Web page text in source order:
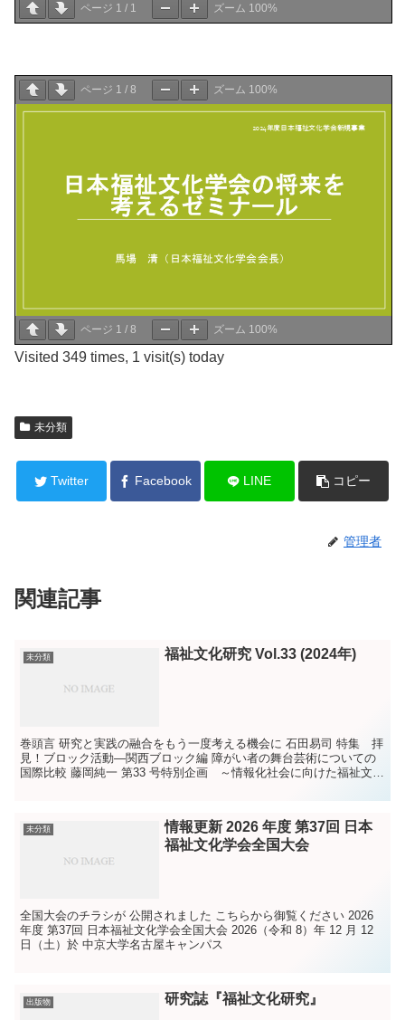
ページ 1 / 1 ズーム 100%
ページ 1 / 8 ズーム 100%
ページ 1 / 8 ズーム 100%
Visited 349 times, 1 visit(s) today
未分類
Twitter Facebook LINE コピー
管理者
関連記事
未分類 福祉文化研究 Vol.33 (2024年)
巻頭言 研究と実践の融合をもう一度考える機会に 石田易司 特集 拝
見！ブロック活動―関西ブロック編 障がい者の舞台芸術についての
国際比較 藤岡純一 第33 号特別企画 ～情報化社会に向けた福祉文化
未分類
情報更新 2026 年度 第37回 日本
福祉文化学会全国大会
全国大会のチラシが 公開されました こちらから御覧ください 2026
年度 第37回 日本福祉文化学会全国大会 2026（令和 8）年 12 月 12
日（土）於 中京大学名古屋キャンパス
出版物 研究誌『福祉文化研究』